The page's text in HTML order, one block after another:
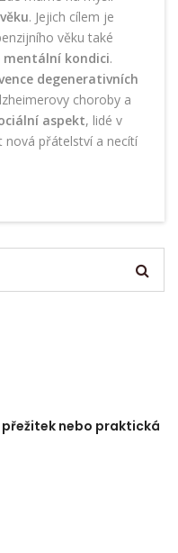
. Jejich cílem je
věku také
mentální kondici.
degenerativních
choroby a
aspekt, lidé v
nová přátelství a necítí
nebo praktická